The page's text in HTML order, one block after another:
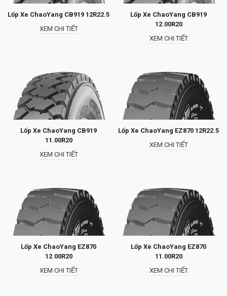
Lốp Xe ChaoYang CB919 12R22.5
XEM CHI TIẾT
Lốp Xe ChaoYang CB919
12.00R20
XEM CHI TIẾT
Lốp Xe ChaoYang CB919
11.00R20
XEM CHI TIẾT
Lốp Xe ChaoYang EZ870 12R22.5
XEM CHI TIẾT
Lốp Xe ChaoYang EZ870
12.00R20
XEM CHI TIẾT
Lốp Xe ChaoYang EZ870
11.00R20
XEM CHI TIẾT